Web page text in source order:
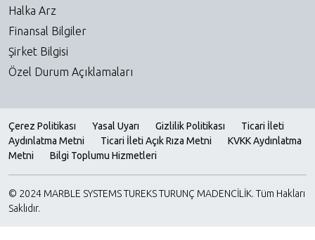
Halka Arz
Finansal Bilgiler
Şirket Bilgisi
Özel Durum Açıklamaları
Çerez Politikası Yasal Uyarı Gizlilik Politikası
Ticari İleti
Aydınlatma Metni
Ticari İleti Açık Rıza Metni
KVKK Aydınlatma
Metni
Bilgi Toplumu Hizmetleri
© 2024 MARBLE SYSTEMS TUREKS TURUNÇ MADENCİLİK. Tüm Hakları
Saklıdır.